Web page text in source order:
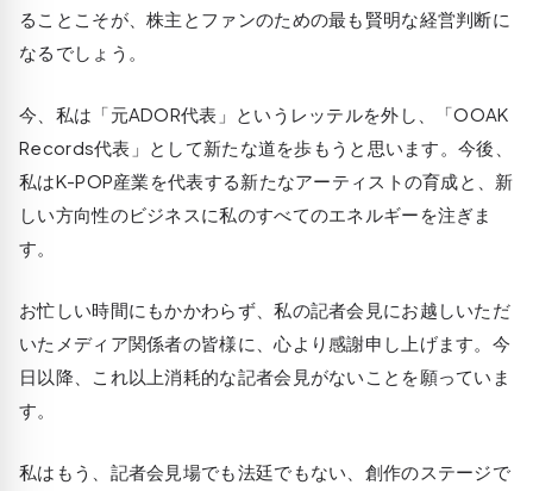
ることこそが、株主とファンのための最も賢明な経営判断に
なるでしょう。
今、私は「元ADOR代表」というレッテルを外し、「OOAK
Records代表」として新たな道を歩もうと思います。今後、
私はK-POP産業を代表する新たなアーティストの育成と、新
しい方向性のビジネスに私のすべてのエネルギーを注ぎま
す。
お忙しい時間にもかかわらず、私の記者会見にお越しいただ
いたメディア関係者の皆様に、心より感謝申し上げます。今
日以降、これ以上消耗的な記者会見がないことを願っていま
す。
私はもう、記者会見場でも法廷でもない、創作のステージで